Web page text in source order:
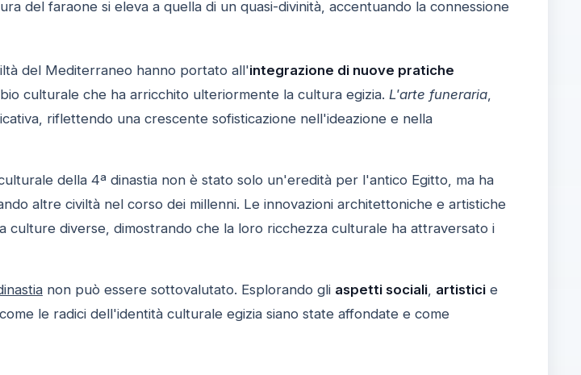
del faraone si eleva a quella di un quasi-divinità, accentuando la connessione
del Mediterraneo hanno portato all'integrazione di nuove pratiche
culturale che ha arricchito ulteriormente la cultura egizia. L'arte funeraria,
riflettendo una crescente sofisticazione nell'ideazione e nella
della 4ª dinastia non è stato solo un'eredità per l'antico Egitto, ma ha
altre civiltà nel corso dei millenni. Le innovazioni architettoniche e artistiche
diverse, dimostrando che la loro ricchezza culturale ha attraversato i
non può essere sottovalutato. Esplorando gli aspetti sociali, artisticie
le radici dell'identità culturale egizia siano state affondate e come